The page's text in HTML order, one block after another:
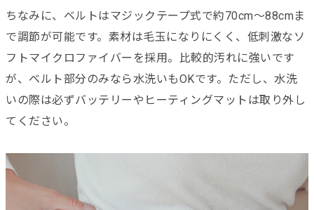
ちなみに、ベルトはマジックテープ式で約70cm～88cmま
で調節が可能です。素材は毛玉になりにくく、低刺激なソ
フトマイクロファイバーを採用。比較的汚れに強いです
が、ベルト部分のみなら水洗いもOKです。ただし、水洗
いの際は必ずバッテリーやヒーティングマットは取り外し
てください。